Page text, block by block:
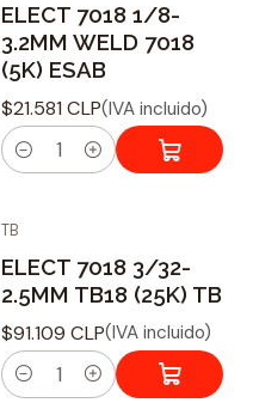
t
i
d
a
d
ELECT 7018 1/8-
3.2MM WELD 7018
(5K) ESAB
$21.581 CLP(IVA incluido)
C
n
t
i
d
a
d
TB
ELECT 7018 3/32-
2.5MM TB18 (25K) TB
$91.109 CLP(IVA incluido)
C